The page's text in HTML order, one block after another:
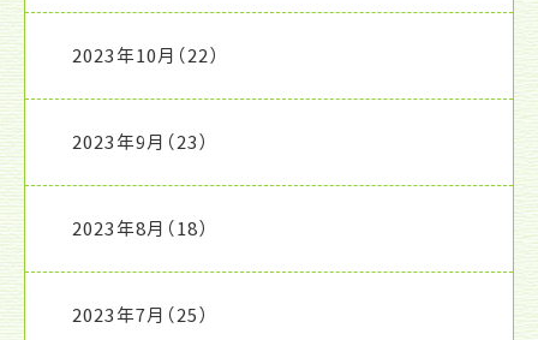
2023年10月 （22）
2023年9月 （23）
2023年8月 （18）
2023年7月 （25）